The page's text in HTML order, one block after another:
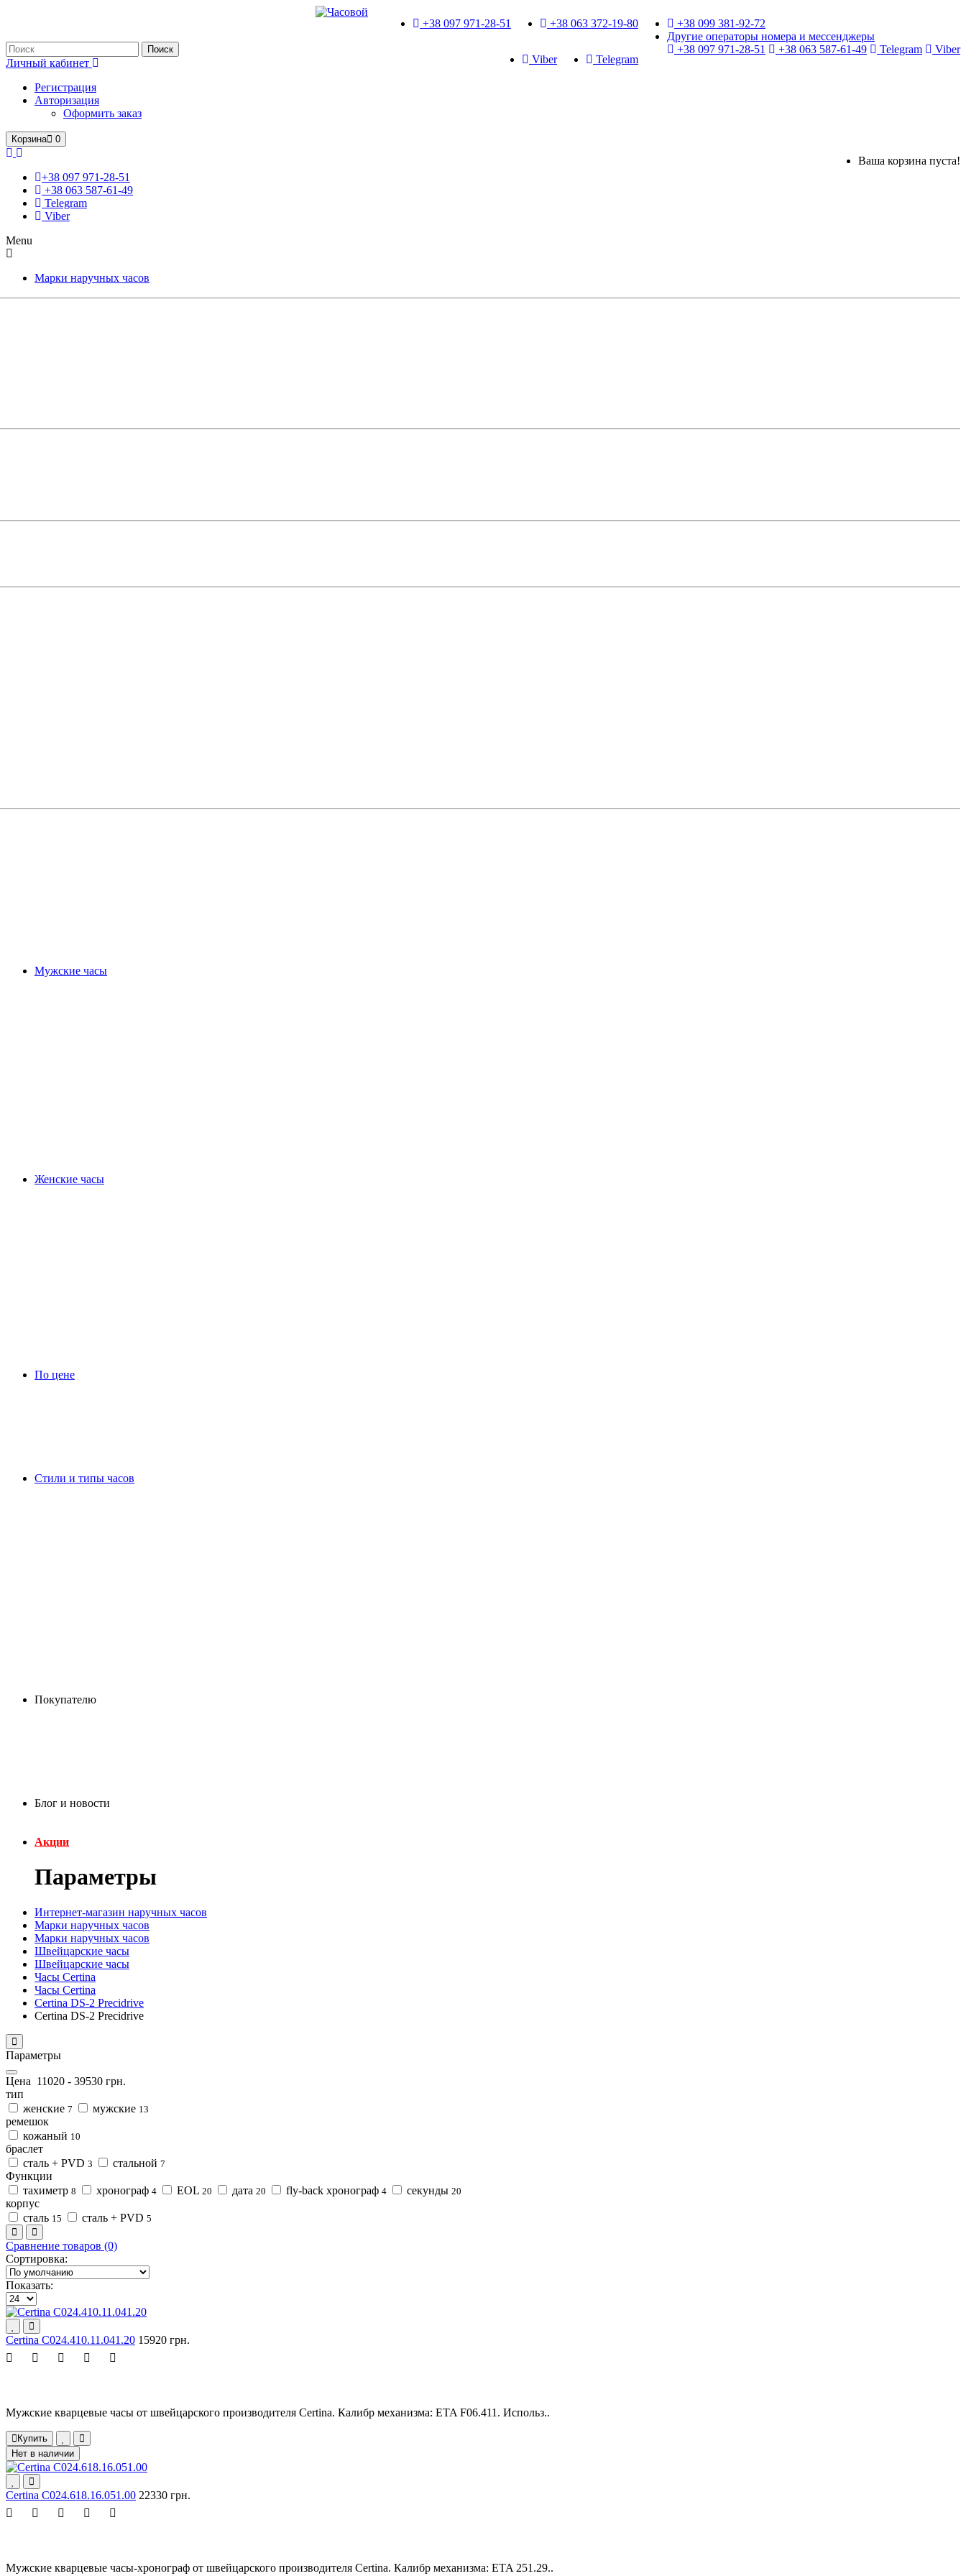
+38 099 381-92-72
Другие операторы номера и мессенджеры
+38 097 971-28-51
+38 063 587-61-49 Telegram Viber
+38 063 372-19-80
+38 097 971-28-51
Telegram
Viber
Поиск
Личный кабинет
Регистрация
Авторизация
Оформить заказ
Корзина 0
Ваша корзина пуста!
+38 097 971-28-51
+38 063 587-61-49
Telegram
Viber
Menu
Марки наручных часов
Мужские часы
Женские часы
По цене
Стили и типы часов
Покупателю
Блог и новости
Акции
Параметры
Интернет-магазин наручных часов
Марки наручных часов
Марки наручных часов
Швейцарские часы
Швейцарские часы
Часы Certina
Часы Certina
Certina DS-2 Precidrive
Certina DS-2 Precidrive
Параметры
Цена 11020 - 39530 грн.
тип
женские 7 мужские 13
ремешок
кожаный 10
браслет
сталь + PVD 3 стальной 7
Функции
тахиметр 8 хронограф 4 EOL 20 дата 20 fly-back хронограф 4 секунды 20
корпус
сталь 15 сталь + PVD 5
Сравнение товаров (0)
Сортировка:
Показать:
Certina C024.410.11.041.20 15920 грн.
Мужские кварцевые часы от швейцарского производителя Certina. Калибр механизма: ETA F06.411. Использ..
Купить
Нет в наличии
Certina C024.618.16.051.00 22330 грн.
Мужские кварцевые часы-хронограф от швейцарского производителя Certina. Калибр механизма: ETA 251.29..